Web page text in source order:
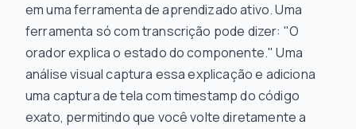
em uma ferramenta de aprendizado ativo. Uma
ferramenta só com transcrição pode dizer: "O
orador explica o estado do componente." Uma
análise visual captura essa explicaçãoe adiciona
uma captura de tela com timestamp do código
exato, permitindo que você volte diretamente a